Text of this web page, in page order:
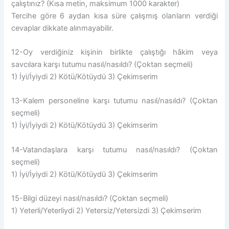
çalıştınız? (Kısa metin, maksimum 1000 karakter)
Tercihe göre 6 aydan kısa süre çalışmış olanların verdiği
cevaplar dikkate alınmayabilir.
12-Oy verdiğiniz kişinin birlikte çalıştığı hâkim veya
savcılara karşı tutumu nasıl/nasıldı? (Çoktan seçmeli)
1) İyi/İyiydi 2) Kötü/Kötüydü 3) Çekimserim
13-Kalem personeline karşı tutumu nasıl/nasıldı? (Çoktan
seçmeli)
1) İyi/İyiydi 2) Kötü/Kötüydü 3) Çekimserim
14-Vatandaşlara karşı tutumu nasıl/nasıldı? (Çoktan
seçmeli)
1) İyi/İyiydi 2) Kötü/Kötüydü 3) Çekimserim
15-Bilgi düzeyi nasıl/nasıldı? (Çoktan seçmeli)
1) Yeterli/Yeterliydi 2) Yetersiz/Yetersizdi 3) Çekimserim